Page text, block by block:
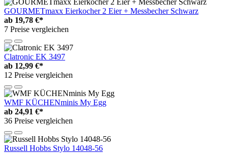
GOURMETmaxx Eierkocher 2 Eier + Messbecher Schwarz
ab 19,78 €*
7 Preise vergleichen
Clatronic EK 3497
ab 12,99 €*
12 Preise vergleichen
WMF KÜCHENminis My Egg
ab 24,91 €*
36 Preise vergleichen
Russell Hobbs Stylo 14048-56